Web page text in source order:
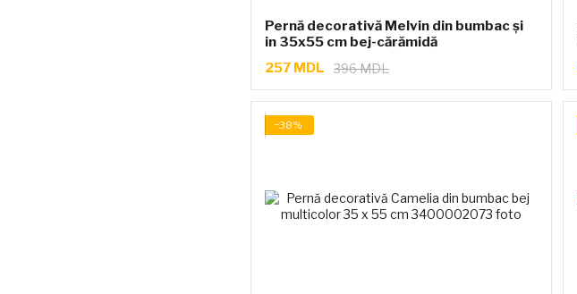
Pernă decorativă Melvin din bumbac și
in 35x55 cm bej-cărămidă
396 MDL
257 MDL
−38%